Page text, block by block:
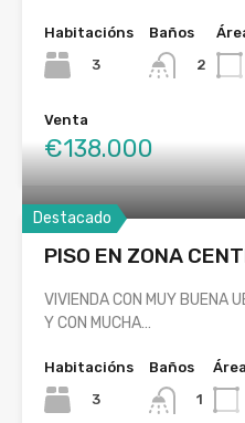
Habitacións
3
Baños
2
Venta
€138.000
Destacado
PISO EN ZONA
VIVIENDA CON MUY BUENA
Y CON MUCHA…
Habitacións
3
Baños
1
Área